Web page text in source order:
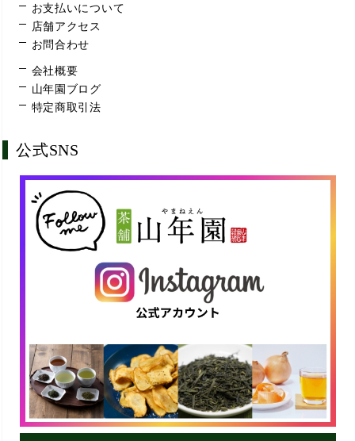
お支払いについて
店舗アクセス
お問合わせ
会社概要
山年園ブログ
特定商取引法
公式SNS